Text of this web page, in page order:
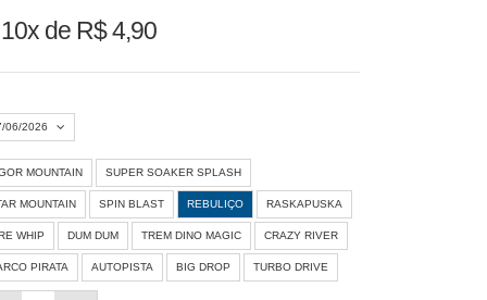
10x de R$ 4,90
06/2026
Agosto 2026 »
S Q Q S S
1
MOUNTAIN SUPER SOAKER SPLASH
MOUNTAIN SPIN BLAST REBULIÇO RASKAPUSKA
WHIP DUM DUM TREM DINO MAGIC CRAZY RIVER
PIRATA AUTOPISTA BIG DROP TURBO DRIVE